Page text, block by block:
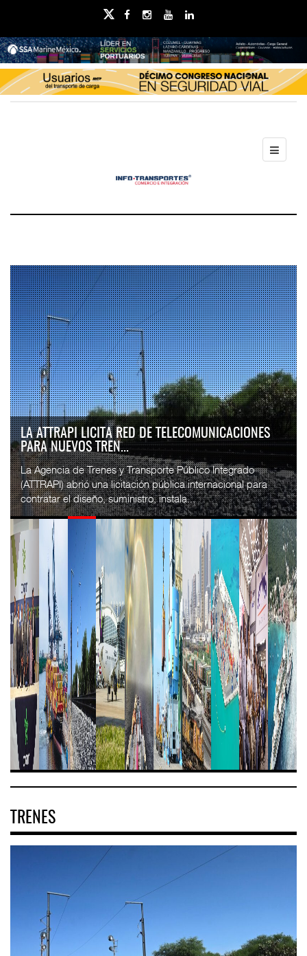
IT-ANÁLISIS: VOLARIS ABRIRÁ RUTA ENTRE
WASHINGTON DULLES Y G...
⮕ IA y automatización redefinen operación aeroportuaria
⮕ Bombardier exhibe Challenger 3500 en LABACE 2026
Volaris anunció una nueva ru...
TRENES